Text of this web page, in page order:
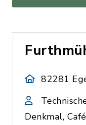
82281
Denkmal, Café